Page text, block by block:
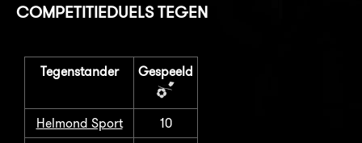
COMPETITIEDUELS TEGEN
Tegenstander Gespeeld
Helmond Sport
10